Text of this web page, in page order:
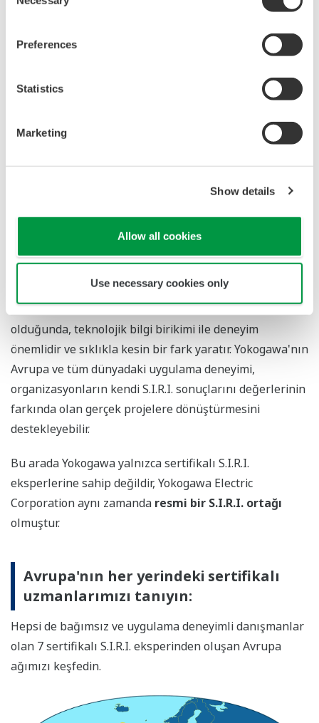
Selection
Preferences
Statistics
Marketing
Show details
Allow all cookies
Use necessary cookies only
endüstrisi ve otomasyon prosesleri konusundaki
aynı zamanda bu endüstriyel işletmelerin bütün olarak
nasıl işledikleri bakımından. Özellikle değerlendirme
sürecindeki derinlemesine sorular söz konusu
olduğunda, teknolojik bilgi birikimi ile deneyim
önemlidir ve sıklıkla kesin bir fark yaratır. Yokogawa'nın
Avrupa ve tüm dünyadaki uygulama deneyimi,
organizasyonların kendi S.I.R.I. sonuçlarını değerlerinin
farkında olan gerçek projelere dönüştürmesini
destekleyebilir.
Bu arada Yokogawa yalnızca sertifikalı S.I.R.I.
eksperlerine sahip değildir, Yokogawa Electric
Corporation aynı zamanda resmi bir S.I.R.I. ortağı
olmuştur.
Avrupa'nın her yerindeki sertifikalı
uzmanlarımızı tanıyın:
Hepsi de bağımsız ve uygulama deneyimli danışmanlar
olan 7 sertifikalı S.I.R.I. eksperinden oluşan Avrupa
ağımızı keşfedin.